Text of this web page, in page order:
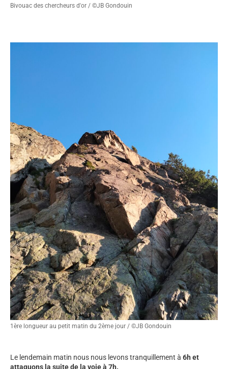
Bivouac des chercheurs d'or / ©JB Gondouin
1ère longueur au petit matin du 2ème jour / ©JB Gondouin
Le lendemain matin nous nous levons tranquillement à 6h et
attaquons la suite de la voie à 7h.